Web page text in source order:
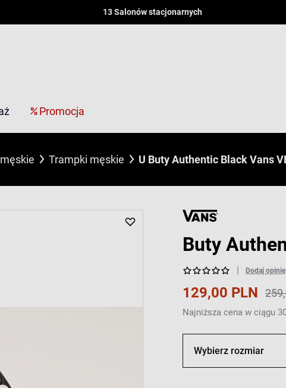
13 Salonów stacjonarnych
Promocja
Trampki męskie U Buty Authentic Black Vans
Buty
Dodaj opinię
129,00 PLN
Najniższa cena w ciągu
Wybierz rozmiar